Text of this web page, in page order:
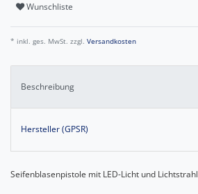
Wunschliste
* inkl. ges. MwSt. zzgl. Versandkosten
Beschreibung
Hersteller (GPSR)
Seifenblasenpistole mit LED-Licht und Lichtstrahl